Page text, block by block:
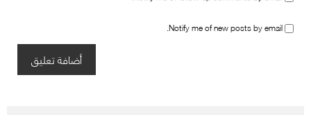
Notify me of new posts by email.